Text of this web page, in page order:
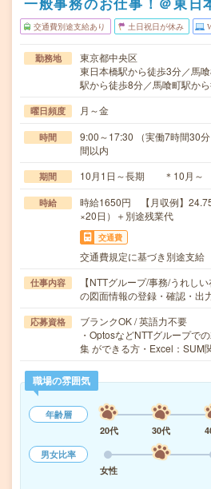
交通費別途支給あり 土日祝日が休み
勤務地
東京都中央区
東日本橋駅から徒歩3分／馬
駅から徒歩8分／馬喰町駅か
曜日頻度 月～金
時間
9:00～17:30 （実働7時間30
間以内
期間 10月1日～長期 ＊10月～
時給
時給1650円 【月収例】
×20日）＋別途残業代
交通費
交通費規定に基づき別途支給
仕事内容
【NTTグループ/事務/うれし
の図面情報の登録・確認・出
応募資格
ブランクOK / 英語力不要
・OptosなどNTTグループで
集 ができる方・Excel：SUM
職場の雰囲気
年齢層
20代
30代
男女比率
女性